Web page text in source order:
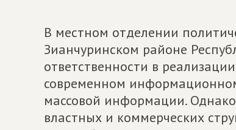
В местном отделении
Зианчуринском районе
ответственности в
современном
массовой информации.
властных и коммерческих